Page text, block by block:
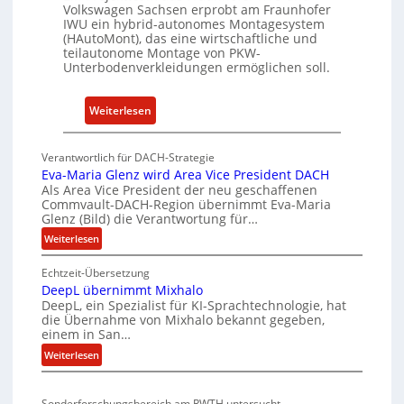
e
e
n
t
c
e
l
n
R
-
V
i
Volkswagen Sachsen erprobt am Fraunhofer
IWU ein hybrid-autonomes Montagesystem
(HAutoMont), das eine wirtschaftliche und
teilautonome Montage von PKW-
Unterbodenverkleidungen ermöglichen soll.
Weiterlesen
P
W
-
U
n
e
b
o
n
Verantwortlich für DACH-Strategie
Eva-Maria Glenz wird Area Vice President DACH
Als Area Vice President der neu geschaffenen
Commvault-DACH-Region übernimmt Eva-Maria
Glenz (Bild) die Verantwortung für…
Weiterlesen:
E
v
a
-
M
a
r
i
Echtzeit-Übersetzung
DeepL übernimmt Mixhalo
DeepL, ein Spezialist für KI-Sprachtechnologie, hat
die Übernahme von Mixhalo bekannt gegeben,
einem in San…
Weiterlesen:
D